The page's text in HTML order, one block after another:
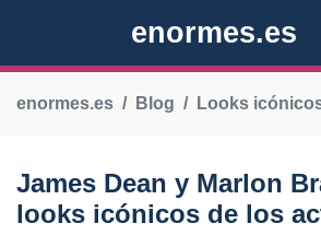
enormes.es
enormes.es Blog Looks
James Dean y Marlon
looks icónicos de los